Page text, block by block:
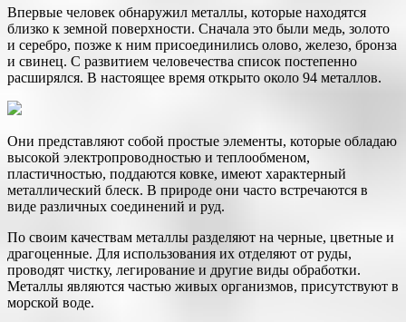
Впервые человек обнаружил металлы, которые находятся
близко к земной поверхности. Сначала это были медь, золото
и серебро, позже к ним присоединились олово, железо, бронза
и свинец. С развитием человечества список постепенно
расширялся. В настоящее время открыто около 94 металлов.
Они представляют собой простые элементы, которые обладаю
высокой электропроводностью и теплообменом,
пластичностью, поддаются ковке, имеют характерный
металлический блеск. В природе они часто встречаются в
виде различных соединений и руд.
По своим качествам металлы разделяют на черные, цветные и
драгоценные. Для использования их отделяют от руды,
проводят чистку, легирование и другие виды обработки.
Металлы являются частью живых организмов, присутствуют в
морской воде.